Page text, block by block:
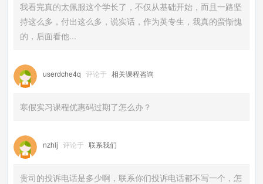
我看完真的太佩服这个学长了，不仅从基础开始，而且一路坚
持这么多，付出这么多，说实话，作为英专生，我真的蛮惭愧
的，后面看他...
userdche4q 评论于 相关课程咨询
寒假实习课程优惠码过期了怎么办？
nzhlj 评论于 联系我们
贵司的投诉电话是多少啊，联系你们投诉电话都不写一个，怎